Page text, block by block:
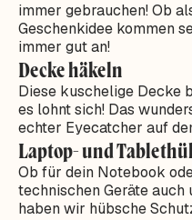
immer gebrauchen! Ob
Geschenkidee kommen
immer gut an!
Decke häkeln
Diese kuschelige Decke
es lohnt sich! Das
echter Eyecatcher auf
Laptop- und
Ob für dein Notebook
technischen Geräte
haben wir hübsche